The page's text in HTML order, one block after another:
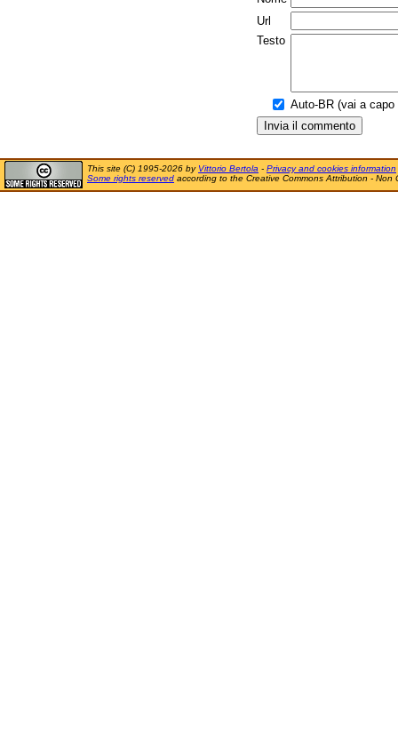
Url
Testo
Auto-BR (vai a capo
This site (C) 1995-2026 by Vittorio Bertola - Privacy and cookies information
Some rights reserved according to the Creative Commons Attribution - Non